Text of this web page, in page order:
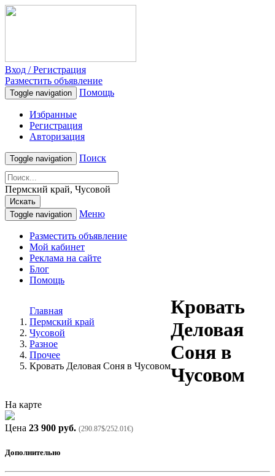
Вход / Регистрация
Разместить объявление
Toggle navigation Помощь
Избранные
Регистрация
Авторизация
Toggle navigation Поиск
Пермский край, Чусовой
Искать
Toggle navigation
Меню
Разместить объявление
Мой кабинет
Реклама на сайте
Блог
Помощь
Главная
Пермский край
Чусовой
Разное
Прочее
Кровать Деловая Соня в Чусовом
Кровать
Деловая
Соня в
Чусовом
На карте
Цена 23 900 руб. (290.87$/252.01€)
Дополнительно